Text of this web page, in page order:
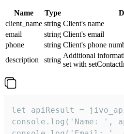
Name Type
client_name string Client's name
email
string Client's email
phone
string Client's phone
description
string
Additional
set with
let apiResult =
console.log('Name: ',